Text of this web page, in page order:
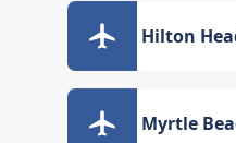
Hilton
Myrtle